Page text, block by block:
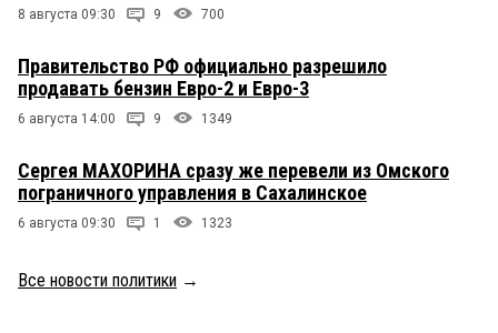
8 августа 09:30 9 700
Правительство РФ официально разрешило
продавать бензин Евро-2 и Евро-3
6 августа 14:00 9 1349
Сергея МАХОРИНА сразу же перевели из Омского
пограничного управления в Сахалинское
6 августа 09:30 1 1323
Все новости политики →